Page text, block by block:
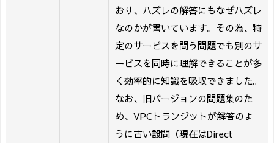
おり、ハズレの解答にもなぜハズレ
なのかが書いています。その為、特
定のサービスを問う問題でも別のサ
ービスを同時に理解できることが多
く効率的に知識を吸収できました。
なお、旧バージョンの問題集のた
め、VPCトランジットが解答のよ
うに古い設問（現在はDirect